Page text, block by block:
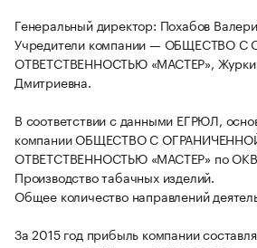
Генеральный директор: Похабов
Учредители компании — ОБЩЕСТВО
ОТВЕТСТВЕННОСТЬЮ «МАСТЕР»,
Дмитриевна.
В соответствии с данными ЕГРЮЛ,
компании ОБЩЕСТВО С
ОТВЕТСТВЕННОСТЬЮ «МАСТЕР» по
Производство табачных изделий.
Общее количество направлений
За 2015 год прибыль компании